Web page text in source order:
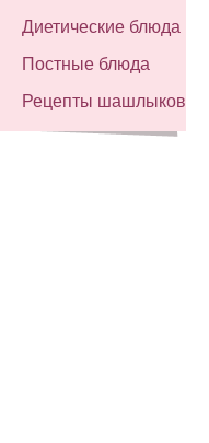
Диетические блюда
Постные блюда
Рецепты шашлыков